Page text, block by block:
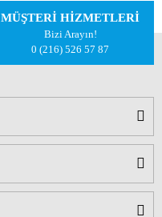
MÜŞTERİ HİZMETLERİ
Bizi Arayın!
0 (216) 526 57 87